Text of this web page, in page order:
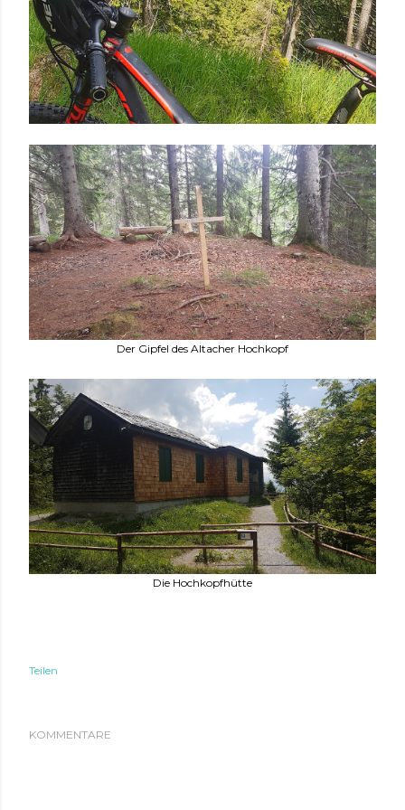
Der Gipfel des Altacher Hochkopf
Die Hochkopfhütte
Teilen
KOMMENTARE